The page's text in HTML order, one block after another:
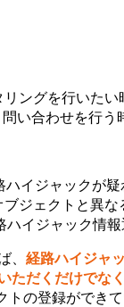
ングを行いたい
い合わせを行う
ハイジャックが
ジェクトと異
イジャック情報
、 経路ハイジャ
ただくだけでなく
トの登録ができ